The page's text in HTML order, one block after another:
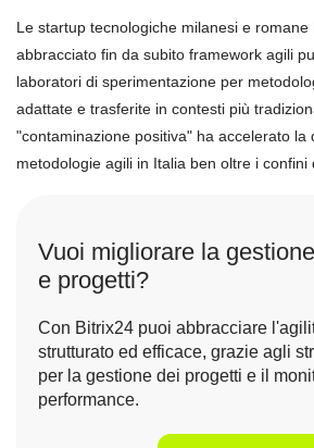
Le startup tecnologiche milanesi e romane
abbracciato fin da subito framework agili
laboratori di sperimentazione per
adattate e trasferite in contesti più
"contaminazione positiva" ha accelerato la
metodologie agili in Italia ben oltre i confini
Vuoi migliorare la
e progetti?
Con Bitrix24 puoi abbracciare
strutturato ed efficace, grazie agli
per la gestione dei progetti e il
performance.